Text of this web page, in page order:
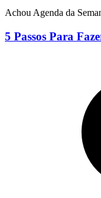
Achou Agenda da
5 Passos Para